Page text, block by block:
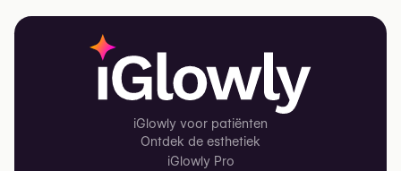
iGlowly voor patiënten
Ontdek de esthetiek
iGlowly Pro